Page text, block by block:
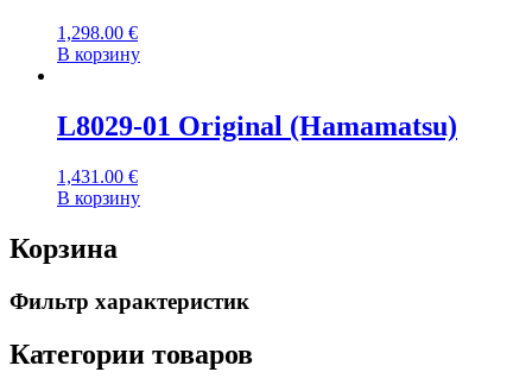
1,298.00 €
В корзину
L8029-01 Original (Hamamatsu)
1,431.00 €
В корзину
Корзина
Фильтр характеристик
Категории товаров